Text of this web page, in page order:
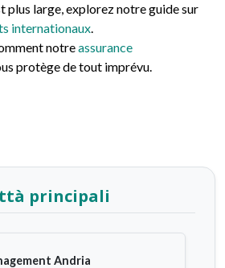
plus large, explorez notre guide sur
internationaux.
notreassurance
protège de tout imprévu.
principali
Andria